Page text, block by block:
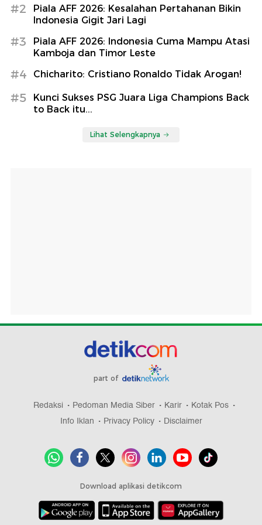
#2
Piala AFF 2026: Kesalahan Pertahanan Bikin
Indonesia Gigit Jari Lagi
#3
Piala AFF 2026: Indonesia Cuma Mampu Atasi
Kamboja dan Timor Leste
#4 Chicharito: Cristiano Ronaldo Tidak Arogan!
#5
Kunci Sukses PSG Juara Liga Champions Back
to Back itu...
Lihat Selengkapnya
part of
Redaksi Pedoman Media Siber Karir
Kotak Pos
Info Iklan
Privacy Policy Disclaimer
Download aplikasi detikcom